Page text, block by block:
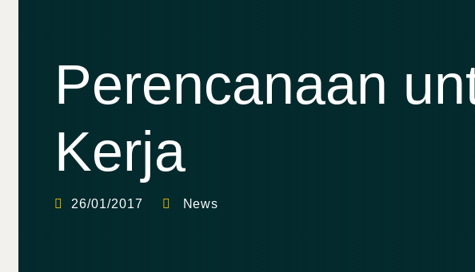
Perencanaan
Kerja
26/01/2017 News